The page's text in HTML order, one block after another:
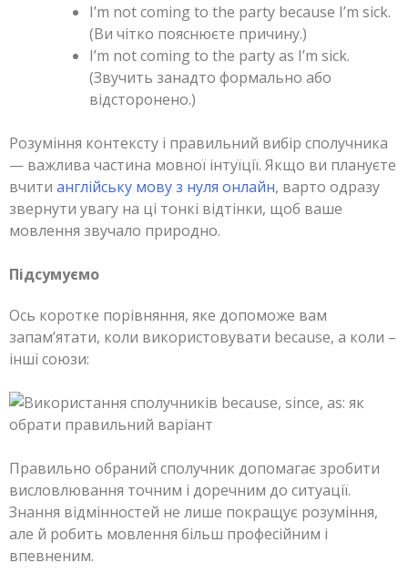
I’m not coming to the party because I’m sick.
(Ви чітко пояснюєте причину.)
I’m not coming to the party as I’m sick.
(Звучить занадто формально або
відсторонено.)
Розуміння контексту і правильний вибір сполучника
— важлива частина мовної інтуїції. Якщо ви плануєте
вчити англійську мову з нуля онлайн, варто одразу
звернути увагу на ці тонкі відтінки, щоб ваше
мовлення звучало природно.
Підсумуємо
Ось коротке порівняння, яке допоможе вам
запам’ятати, коли використовувати because, а коли –
інші союзи:
Правильно обраний сполучник допомагає зробити
висловлювання точним і доречним до ситуації.
Знання відмінностей не лише покращує розуміння,
але й робить мовлення більш професійним і
впевненим.